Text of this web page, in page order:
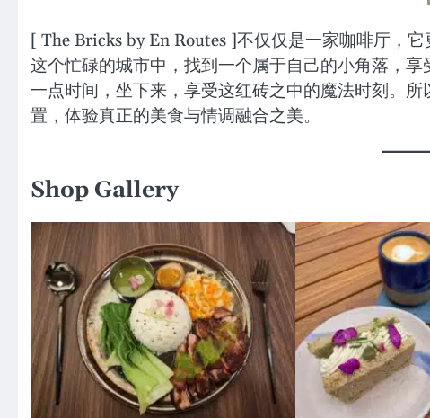
[ The Bricks by En Routes ]不仅仅是一家咖啡厅，
这个忙碌的城市中，找到一个属于自己的小角落，
一点时间，坐下来，享受这红砖之中的魔法时刻。
置，体验真正的美食与情调融合之美。
Shop Gallery